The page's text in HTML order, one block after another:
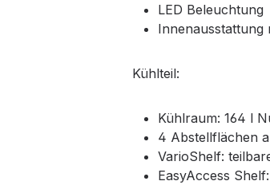
LED Beleuchtung
Innenausstattung
Kühlteil:
Kühlraum: 164 l
4 Abstellflächen
VarioShelf:
EasyAccess